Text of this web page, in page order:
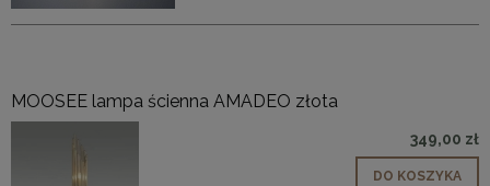
MOOSEE lampa ścienna AMADEO złota
349,00 zł
DO KOSZYKA